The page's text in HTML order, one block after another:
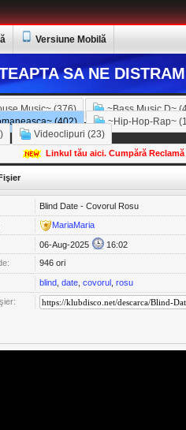
Versiune Mobilă
SA NE
Music~ (376) ~Bass Music D~
(402) ~Hip-Hop-Rap~
Videoclipuri (23)
Linkul tău aici. Cumpără Reclamă
Blind Date - Covorul Rosu
MariaMaria
06-Aug-2025
16:02
946 ori
blind date covorul rosu